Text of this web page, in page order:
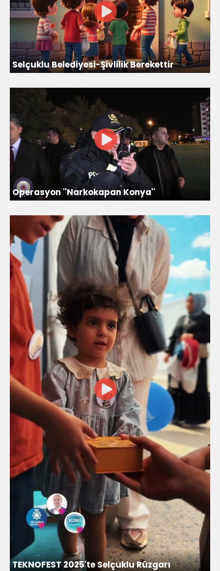
Selçuklu Belediyesi-Şivlilik Berekettir
Operasyon ''Narkokapan Konya''
TEKNOFEST 2025'te Selçuklu Rüzgarı